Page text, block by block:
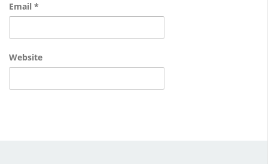
Email *
Website